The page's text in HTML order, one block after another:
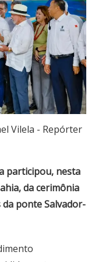
Vilela - Repórter
participou, nesta
da cerimônia
ponte Salvador-